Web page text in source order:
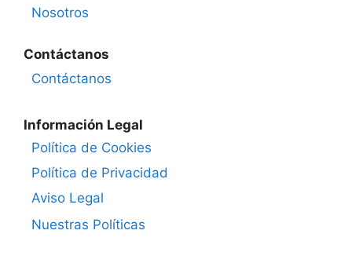
Nosotros
Contáctanos
Contáctanos
Información Legal
Política de Cookies
Política de Privacidad
Aviso Legal
Nuestras Políticas